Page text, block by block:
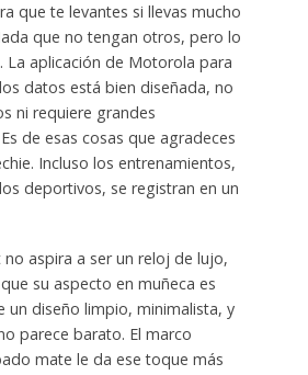
que te levantes si llevas mucho
que no tengan otros, pero lo
La aplicación de Motorola para
datos está bien diseñada, no
ni requiere grandes
de esas cosas que agradeces
Incluso los entrenamientos,
deportivos, se registran en un
aspira a ser un reloj de lujo,
su aspecto en muñeca es
un diseño limpio, minimalista, y
parece barato. El marco
mate le da ese toque más